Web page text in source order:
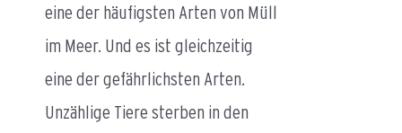
eine der häufigsten Arten von Müll
im Meer. Und es ist gleichzeitig
eine der gefährlichsten Arten.
Unzählige Tiere sterben in den